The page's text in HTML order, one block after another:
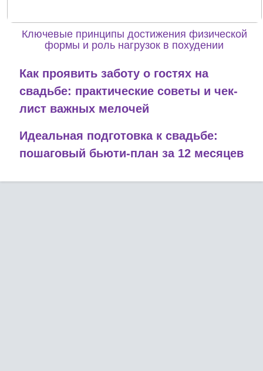
Ключевые принципы достижения физической
формы и роль нагрузок в похудении
Как проявить заботу о гостях на
свадьбе: практические советы и чек-
лист важных мелочей
Идеальная подготовка к свадьбе:
пошаговый бьюти-план за 12 месяцев